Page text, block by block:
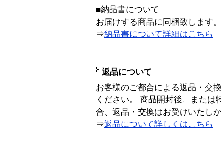
■納品書について
お届けする商品に同梱致します。
⇒納品書について詳細はこちら
返品について
お客様のご都合による返品・交
ください。 商品開封後、または
合、返品・交換はお受けいたし
⇒返品について詳しくはこちら